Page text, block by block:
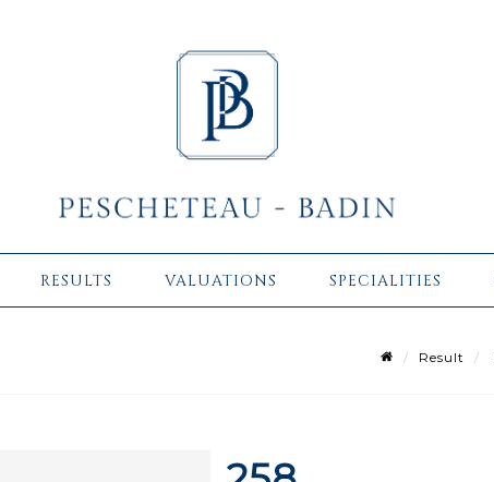
RESULTS VALUATIONS SPECIALITIES
Result